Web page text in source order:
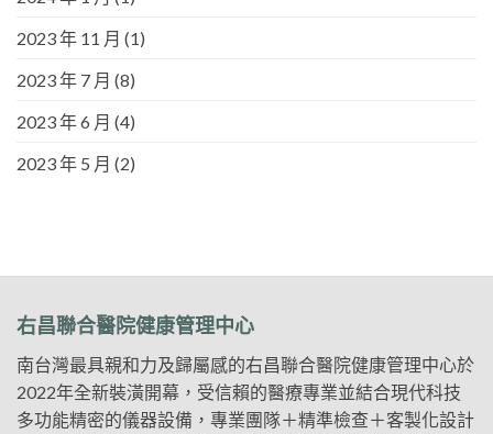
2023 年 11 月 (1)
2023 年 7 月 (8)
2023 年 6 月 (4)
2023 年 5 月 (2)
右昌聯合醫院健康管理中心
南台灣最具親和力及歸屬感的右昌聯合醫院健康管理中心於
2022年全新裝潢開幕，受信賴的醫療專業並結合現代科技
多功能精密的儀器設備，專業團隊＋精準檢查＋客製化設計